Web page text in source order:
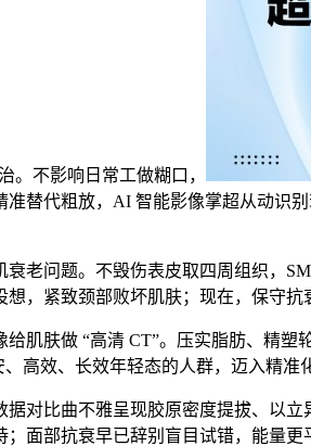
不影响日常工做糊口，
替代粗放，AI 智能影像掌超从动识
问题。不毁伤表皮取四周组织，
，紧致颈部败坏肌肤；现在，保守抗
肤做 “高清 CT”。压实脂肪、精塑
高效、长效年轻态的人群，迈入精
比曲不雅呈现胶原密度提拔、以立
；面部抗衰早已辞别盲目试错，能量